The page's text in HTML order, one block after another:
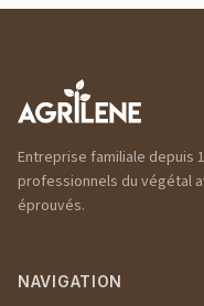
Entreprise familiale depuis
professionnels du végétal
éprouvés.
NAVIGATION